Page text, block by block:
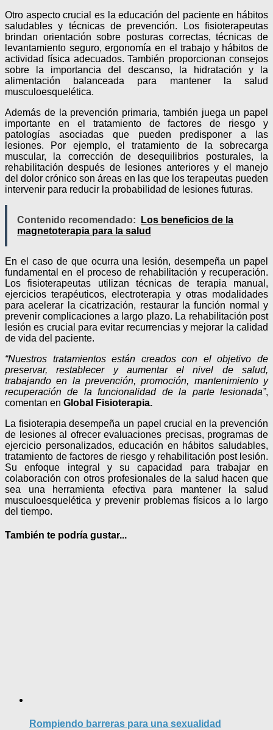
Otro aspecto crucial es la educación del paciente en hábitos
saludables y técnicas de prevención. Los fisioterapeutas
brindan orientación sobre posturas correctas, técnicas de
levantamiento seguro, ergonomía en el trabajo y hábitos de
actividad física adecuados. También proporcionan consejos
sobre la importancia del descanso, la hidratación y la
alimentación balanceada para mantener la salud
musculoesquelética.
Además de la prevención primaria, también juega un papel
importante en el tratamiento de factores de riesgo y
patologías asociadas que pueden predisponer a las
lesiones. Por ejemplo, el tratamiento de la sobrecarga
muscular, la corrección de desequilibrios posturales, la
rehabilitación después de lesiones anteriores y el manejo
del dolor crónico son áreas en las que los terapeutas pueden
intervenir para reducir la probabilidad de lesiones futuras.
Contenido recomendado:
Los beneficios de la
magnetoterapia para la salud
En el caso de que ocurra una lesión, desempeña un papel
fundamental en el proceso de rehabilitación y recuperación.
Los fisioterapeutas utilizan técnicas de terapia manual,
ejercicios terapéuticos, electroterapia y otras modalidades
para acelerar la cicatrización, restaurar la función normal y
prevenir complicaciones a largo plazo. La rehabilitación post
lesión es crucial para evitar recurrencias y mejorar la calidad
de vida del paciente.
“Nuestros tratamientos están creados con el objetivo de
preservar, restablecer y aumentar el nivel de salud,
trabajando en la prevención, promoción, mantenimiento y
recuperación de la funcionalidad de la parte lesionada”,
comentan en Global Fisioterapia.
La fisioterapia desempeña un papel crucial en la prevención
de lesiones al ofrecer evaluaciones precisas, programas de
ejercicio personalizados, educación en hábitos saludables,
tratamiento de factores de riesgo y rehabilitación post lesión.
Su enfoque integral y su capacidad para trabajar en
colaboración con otros profesionales de la salud hacen que
sea una herramienta efectiva para mantener la salud
musculoesquelética y prevenir problemas físicos a lo largo
del tiempo.
También te podría gustar...
Rompiendo barreras para una sexualidad